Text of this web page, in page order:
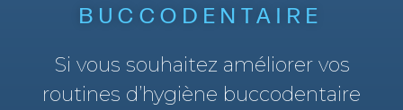
BUCCODENTAIRE
Si vous souhaitez améliorer vos
routines d’hygiène buccodentaire